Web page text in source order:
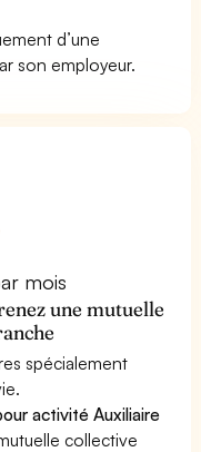
d’une
son employeur.
mois
une mutuelle
spécialement
activité Auxiliaire
collective